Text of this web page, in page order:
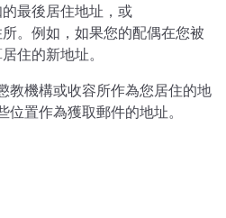
最後居住地址，或
。例如，如果您的配偶在您被
住的新地址。
教機構或收容所作為您居住的地
置作為獲取郵件的地址。